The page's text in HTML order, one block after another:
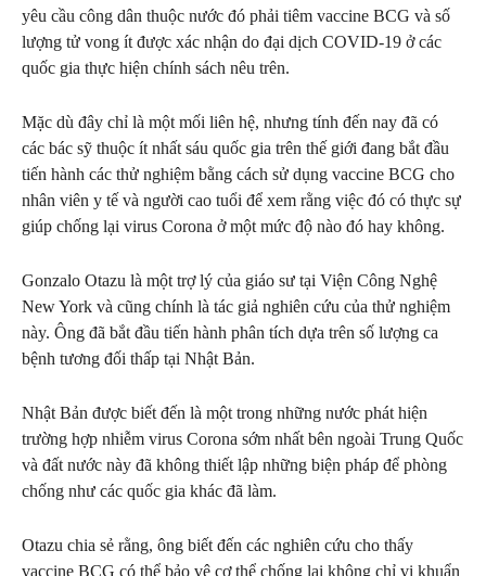
yêu cầu công dân thuộc nước đó phải tiêm vaccine BCG và số
lượng tử vong ít được xác nhận do đại dịch COVID-19 ở các
quốc gia thực hiện chính sách nêu trên.
Mặc dù đây chỉ là một mối liên hệ, nhưng tính đến nay đã có
các bác sỹ thuộc ít nhất sáu quốc gia trên thế giới đang bắt đầu
tiến hành các thử nghiệm bằng cách sử dụng vaccine BCG cho
nhân viên y tế và người cao tuổi để xem rằng việc đó có thực sự
giúp chống lại virus Corona ở một mức độ nào đó hay không.
Gonzalo Otazu là một trợ lý của giáo sư tại Viện Công Nghệ
New York và cũng chính là tác giả nghiên cứu của thử nghiệm
này. Ông đã bắt đầu tiến hành phân tích dựa trên số lượng ca
bệnh tương đối thấp tại Nhật Bản.
Nhật Bản được biết đến là một trong những nước phát hiện
trường hợp nhiễm virus Corona sớm nhất bên ngoài Trung Quốc
và đất nước này đã không thiết lập những biện pháp để phòng
chống như các quốc gia khác đã làm.
Otazu chia sẻ rằng, ông biết đến các nghiên cứu cho thấy
vaccine BCG có thể bảo vệ cơ thể chống lại không chỉ vi khuẩn